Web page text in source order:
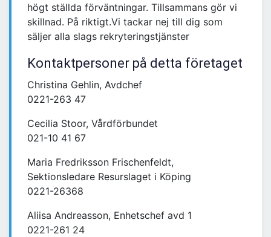
högt ställda förväntningar. Tillsammans gör vi
skillnad. På riktigt.Vi tackar nej till dig som
säljer alla slags rekryteringstjänster
Kontaktpersoner på detta företaget
Christina Gehlin, Avdchef
0221-263 47
Cecilia Stoor, Vårdförbundet
021-10 41 67
Maria Fredriksson Frischenfeldt,
Sektionsledare Resurslaget i Köping
0221-26368
Aliisa Andreasson, Enhetschef avd 1
0221-261 24